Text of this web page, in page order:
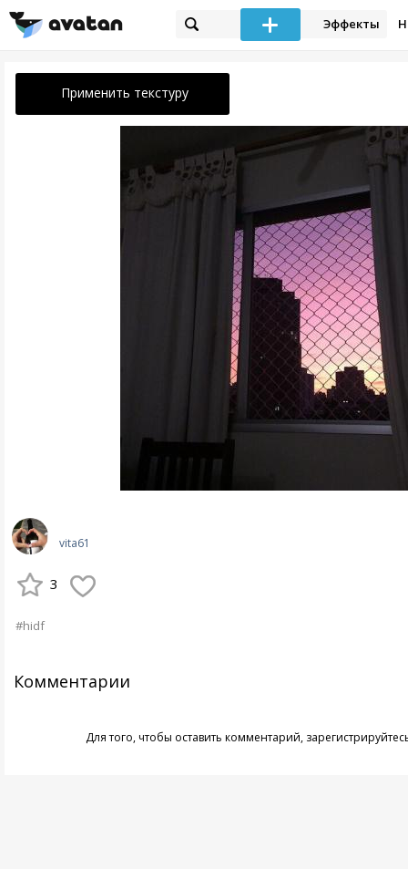
Эффекты
Применить текстуру
vita61
3
#hidf
Комментарии
Для того, чтобы оставить комментарий,